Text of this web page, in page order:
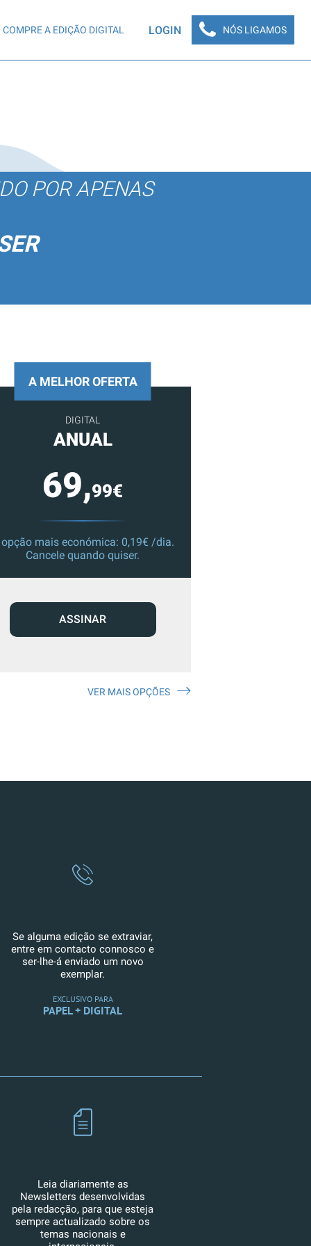
COMPRE A EDIÇÃO DIGITAL LOGIN NÓS LIGAMOS
POR APENAS
A MELHOR OFERTA
DIGITAL
ANUAL
69,99€
mais económica: 0,19€ /dia.
Cancele quando quiser.
ASSINAR
VER MAIS OPÇÕES
Se alguma edição se extraviar,
entre em contacto connosco e
ser-lhe-á enviado um novo
exemplar.
EXCLUSIVO PARA
PAPEL + DIGITAL
Leia diariamente as
Newsletters desenvolvidas
pela redacção, para que esteja
sempre actualizado sobre os
temas nacionais e